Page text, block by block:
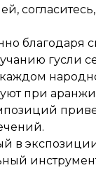
благодаря
гусли
при
в